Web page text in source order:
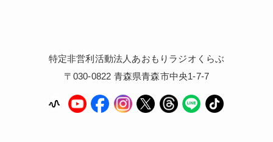
特定非営利活動法人あおもりラジオくらぶ
〒030-0822 青森県青森市中央1-7-7